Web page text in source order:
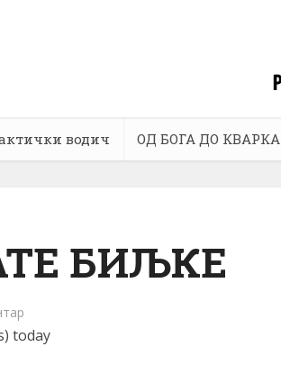
водич ОД БОГА ДО КВАРКА
БИЉКЕ
today